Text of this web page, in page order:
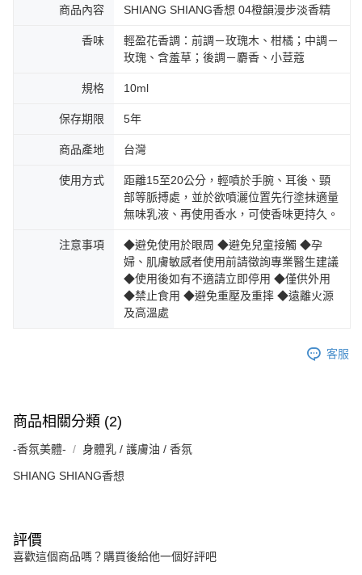
商品內容 SHIANG SHIANG香想 04橙韻漫步淡香精
香味
輕盈花香調：前調－玫瑰木、柑橘；中調－
玫瑰、含羞草；後調－麝香、小荳蔻
規格 10ml
保存期限 5年
商品產地 台灣
使用方式
距離15至20公分，輕噴於手腕、耳後、頸
部等脈搏處，並於欲噴灑位置先行塗抹適量
無味乳液、再使用香水，可使香味更持久。
注意事項
◆避免使用於眼周 ◆避免兒童接觸 ◆孕
婦、肌膚敏感者使用前請徵詢專業醫生建議
◆使用後如有不適請立即停用 ◆僅供外用
◆禁止食用 ◆避免重壓及重摔 ◆遠離火源
及高溫處
客服
商品相關分類 (2)
-香氛美體- 身體乳 / 護膚油 / 香氛
SHIANG SHIANG香想
評價
喜歡這個商品嗎？購買後給他一個好評吧